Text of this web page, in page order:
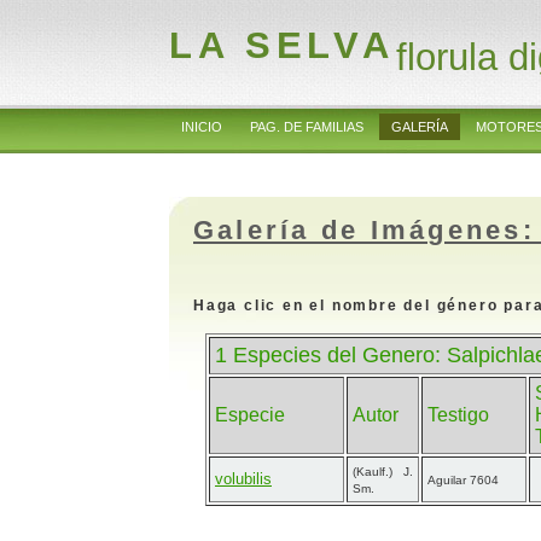
LA SELVAflorula
INICIO PAG. DE FAMILIAS GALERÍA
Galería de
Haga clic en el nombre del género
1 Especies del Genero:
Especie Autor Testigo
volubilis
(Kaulf.) J.
Sm.
Aguilar 7604